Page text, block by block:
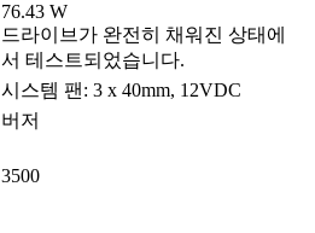
76.43 W
드라이브가 완전히 채워진 상태에
서 테스트되었습니다.
시스템 팬: 3 x 40mm, 12VDC
버저
3500